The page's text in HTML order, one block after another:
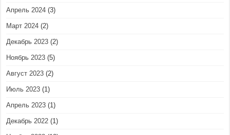
Апрель 2024 (3)
Март 2024 (2)
Декабрь 2023 (2)
Ноябрь 2023 (5)
Август 2023 (2)
Июль 2023 (1)
Апрель 2023 (1)
Декабрь 2022 (1)